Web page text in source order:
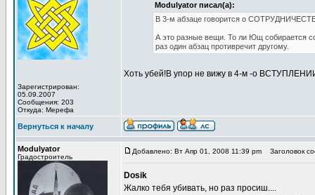
Зарегистрирован:
05.09.2007
Сообщения: 203
Откуда: Мерефа
Modulyator писал(а):
В 3-м абзаце говорится о
А это разные вещи. То ли Ющ собирается
раз один абзац противречит другому.
Хоть убей!В упор не вижу в 4-м -о
Вернуться к началу
Modulyator
Градостроитель
Добавлено: Вт Апр 01, 2008 11:39 pm Заголовок
Dosik
Жалко тебя убивать, но раз просиш....